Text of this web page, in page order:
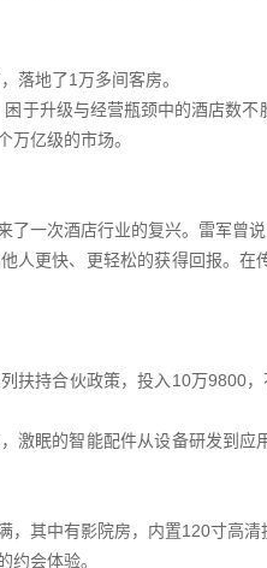
落地了1万多间客房。
于升级与经营瓶颈中的酒店数
万亿级的市场。
一次酒店行业的复兴。雷军曾
人更快、更轻松的获得回报。
扶持合伙政策，投入10万9800
激眠的智能配件从设备研发到
其中有影院房，内置120寸高清
约会体验。